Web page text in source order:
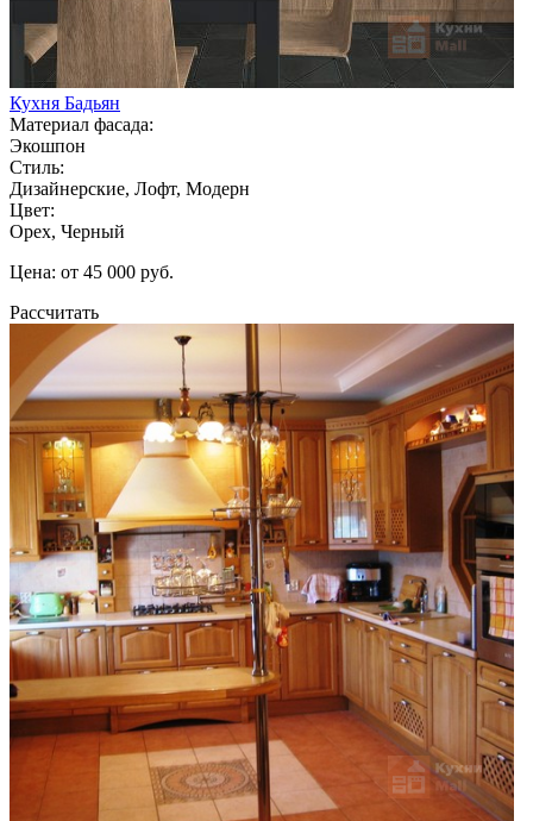
Кухня Бадьян
Материал фасада:
Экошпон
Стиль:
Дизайнерские, Лофт, Модерн
Цвет:
Орех, Черный
Цена: от 45 000 руб.
Рассчитать